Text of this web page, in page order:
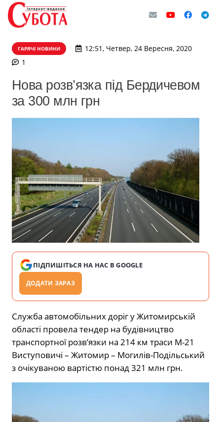
ГАРЯЧІ НОВИНИ
12:51, Четвер, 24 Вересня, 2020
1
Нова розв’язка під Бердичевом
за 300 млн грн
ПІДПИШІТЬСЯ НА НАС В GOOGLE
ДОДАТИ ЗАРАЗ
Служба автомобільних доріг у Житомирській
області провела тендер на будівництво
транспортної розв’язки на 214 км траси М-21
Виступовичі – Житомир – Могилів-Подільський
з очікуваною вартістю понад 321 млн грн.